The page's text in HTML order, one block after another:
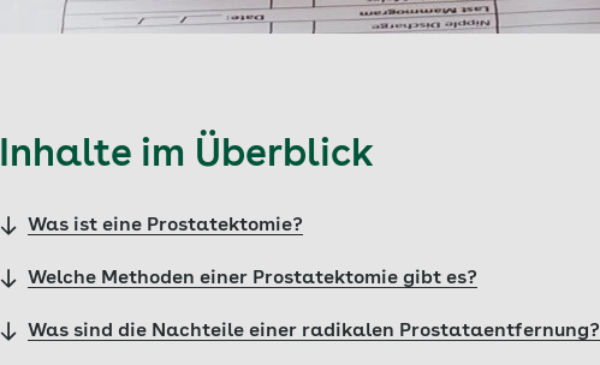
Inhalte im Überblick
Was ist eine Prostatektomie?
Welche Methoden einer Prostatektomie gibt es?
Was sind die Nachteile einer radikalen Prostataentfernung?